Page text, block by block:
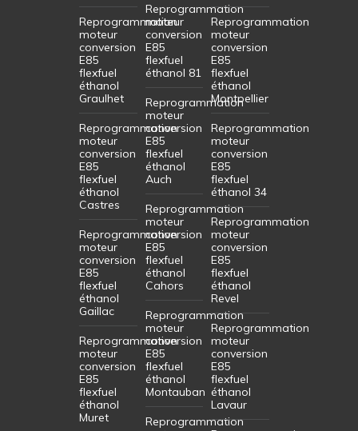
Reprogrammation
moteur
conversion
E85
flexfuel
éthanol
Graulhet
Reprogrammation
moteur
conversion
E85
flexfuel
éthanol
Castres
Reprogrammation
moteur
conversion
E85
flexfuel
éthanol
Gaillac
Reprogrammation
moteur
conversion
E85
flexfuel
éthanol
Muret
Reprogrammation
moteur
conversion
E85
flexfuel
éthanol 81
Reprogrammation
moteur
conversion
E85
flexfuel
éthanol
Auch
Reprogrammation
moteur
conversion
E85
flexfuel
éthanol
Cahors
Reprogrammation
moteur
conversion
E85
flexfuel
éthanol
Montauban
Reprogrammation
Reprogrammation
moteur
conversion
E85
flexfuel
éthanol
Montpellier
Reprogrammation
moteur
conversion
E85
flexfuel
éthanol 34
Reprogrammation
moteur
conversion
E85
flexfuel
éthanol
Revel
Reprogrammation
moteur
conversion
E85
flexfuel
éthanol
Lavaur